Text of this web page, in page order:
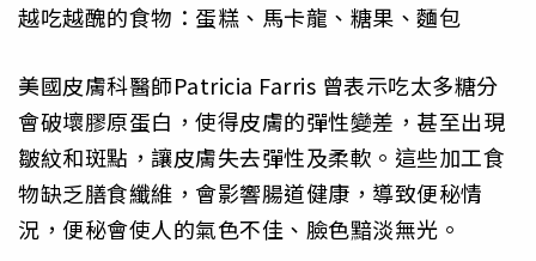
越吃越醜的食物：蛋糕、馬卡龍、糖果、麵包
美國皮膚科醫師Patricia Farris 曾表示吃太多糖分
會破壞膠原蛋白，使得皮膚的彈性變差，甚至出現
皺紋和斑點，讓皮膚失去彈性及柔軟。這些加工食
物缺乏膳食纖維，會影響腸道健康，導致便秘情
況，便秘會使人的氣色不佳、臉色黯淡無光。